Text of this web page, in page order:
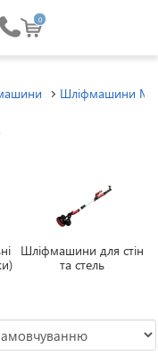
0
Шліфмашини
Шліфмашини для стін
та стель